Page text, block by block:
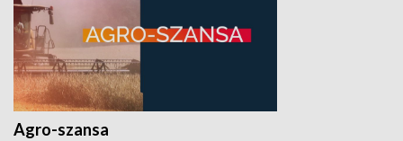
Agro-szansa